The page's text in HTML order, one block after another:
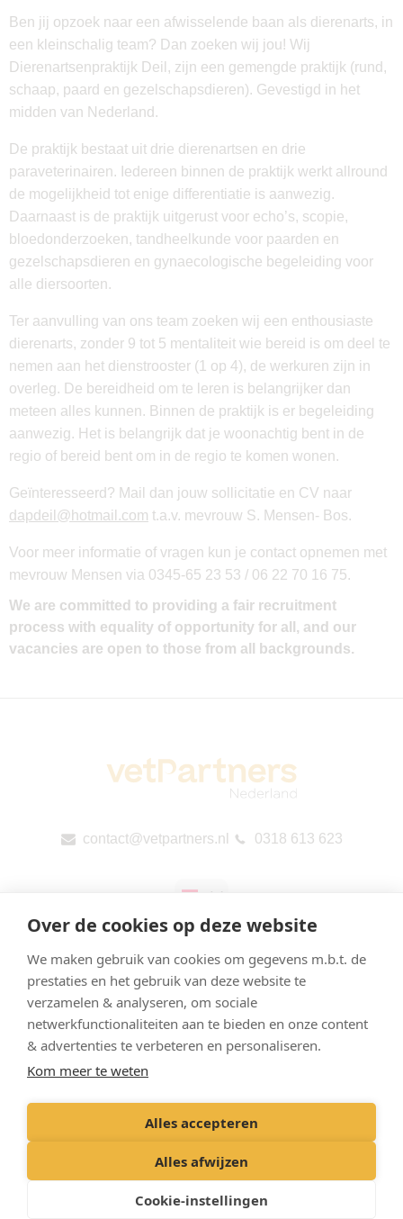
Over de cookies op deze website
We maken gebruik van cookies om gegevens m.b.t. de
prestaties en het gebruik van deze website te
verzamelen & analyseren, om sociale
netwerkfunctionaliteiten aan te bieden en onze content
& advertenties te verbeteren en personaliseren.
Kom meer te weten
Alles accepteren
Alles afwijzen
Cookie-instellingen
Ben jij opzoek naar een afwisselende baan als dierenarts, in
een kleinschalig team? Dan zoeken wij jou! Wij
Dierenartsenpraktijk Deil, zijn een gemengde praktijk (rund,
schaap, paard en gezelschapsdieren). Gevestigd in het
midden van Nederland.
De praktijk bestaat uit drie dierenartsen en drie
paraveterinairen. Iedereen binnen de praktijk werkt allround
de mogelijkheid tot enige differentiatie is aanwezig.
Daarnaast is de praktijk uitgerust voor echo’s, scopie,
bloedonderzoeken, tandheelkunde voor paarden en
gezelschapsdieren en gynaecologische begeleiding voor
alle diersoorten.
Ter aanvulling van ons team zoeken wij een enthousiaste
dierenarts, zonder 9 tot 5 mentaliteit wie bereid is om deel te
nemen aan het dienstrooster (1 op 4), de werkuren zijn in
overleg. De bereidheid om te leren is belangrijker dan
meteen alles kunnen. Binnen de praktijk is er begeleiding
aanwezig. Het is belangrijk dat je woonachtig bent in de
regio of bereid bent om in de regio te komen wonen.
Geïnteresseerd? Mail dan jouw sollicitatie en CV naar
dapdeil@hotmail.com t.a.v. mevrouw S. Mensen- Bos.
Voor meer informatie of vragen kun je contact opnemen met
mevrouw Mensen via 0345-65 23 53 / 06 22 70 16 75.
We are committed to providing a fair recruitment
process with equality of opportunity for all, and our
vacancies are open to those from all backgrounds.
contact@vetpartners.nl 0318 613 623
Privacyverklaring & Cookies
Onze praktijken
Openbare rapportage per land (CbCR) van de EU
Registered in Netherlands. Company No 89459717. © VetPartners 2025